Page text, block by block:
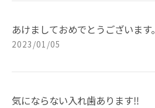
あけましておめでとうございます。
2023/01/05
気にならない入れ歯あります‼️